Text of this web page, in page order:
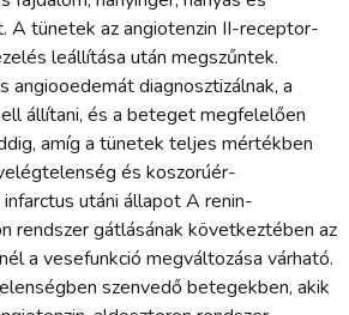
A tünetek az angiotenzin II-receptor-
leállítása után megszűntek.
angiooedemát diagnosztizálnak, a
állítani, és a beteget megfelelően
amíg a tünetek teljes mértékben
és koszorúér-
utáni állapot A renin-
rendszer gátlásának következtében az
a vesefunkció megváltozása várható.
szenvedő betegekben, akik